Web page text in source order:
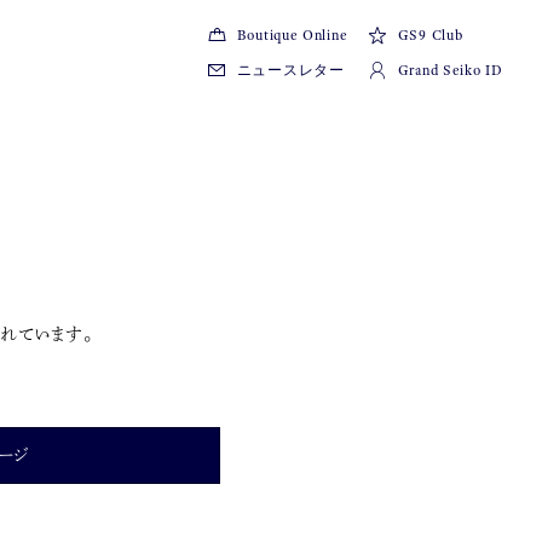
Boutique Online GS9 Club
ニュースレター Grand Seiko ID
ています。
ジ